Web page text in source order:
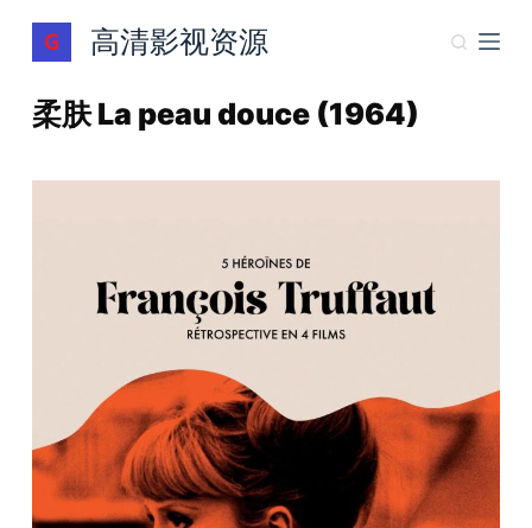
跳
过
容
高清影视资源
柔肤 La peau douce (1964)